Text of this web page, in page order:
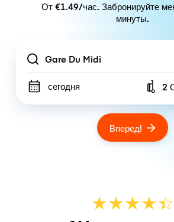
От €1.49/час. Забронируйте
минуты.
Location
сегодня 2
Вперед!
★★★★☆
★